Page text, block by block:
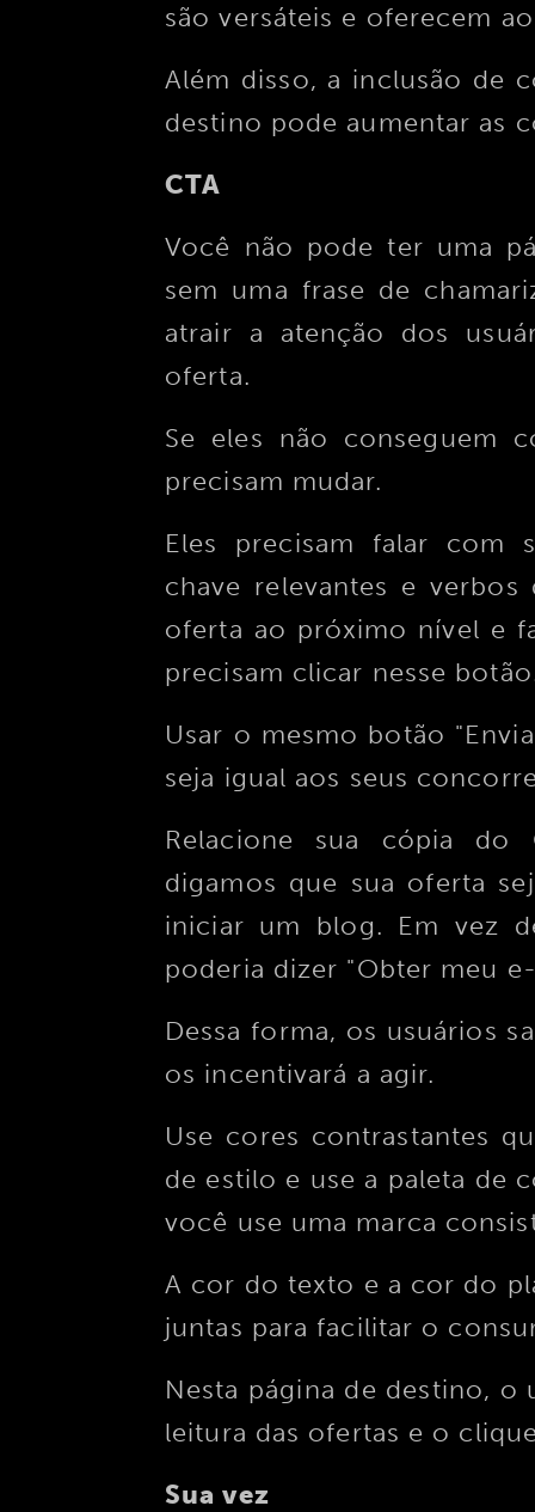
são versáteis e oferecem
Além disso, a inclusão de
destino pode aumentar as
CTA
Você não pode ter uma
sem uma frase de
atrair a atenção dos
oferta.
Se eles não conseguem
precisam mudar.
Eles precisam falar com
chave relevantes e
oferta ao próximo nível e
precisam clicar nesse
Usar o mesmo botão
seja igual aos seus
Relacione sua cópia do
digamos que sua oferta
iniciar um blog. Em vez
poderia dizer "Obter meu
Dessa forma, os usuários
os incentivará a agir.
Use cores contrastantes
de estilo e use a paleta de
você use uma marca
A cor do texto e a cor do
juntas para facilitar o
Nesta página de destino,
leitura das ofertas e o
Sua vez